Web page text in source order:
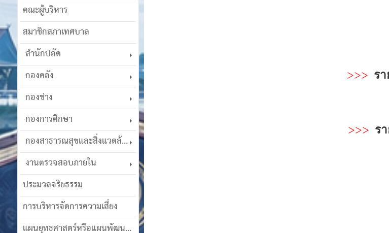
คณะผู้บริหาร
สมาชิกสภาเทศบาล
สำนักปลัด
กองคลัง
กองช่าง
กองการศึกษา
กองสาธารณสุขและสิ่งแวดล้อม
งานตรวจสอบภายใน
ประมวลจริยธรรม
การบริหารจัดการความเสี่ยง
แผนยุทธศาสตร์หรือแผนพัฒนาฯ
>>> ร
>>> ร